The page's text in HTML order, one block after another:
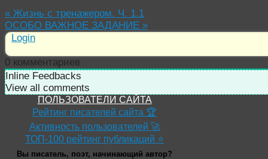
« Жизнь с тренажером. Ч. 1.1
ОСОБО ВАЖНОЕ ЗАДАНИЕ »
Login
0 комментариев
Inline Feedbacks
View all comments
ПОЛЬЗОВАТЕЛИ САЙТА
Рейтинг писателей сайта 🏆
Активность пользователей 🚀
ТОП-100 рейтинг публикаций ⭐
Вы писатель, поэт, начинающий автор?